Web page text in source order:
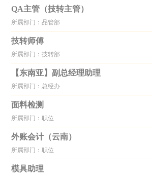
QA主管（技转主管）
所属部门：品管部
技转师傅
所属部门：技转部
【东南亚】副总经理助理
所属部门：总经办
面料检测
所属部门：职位
外账会计（云南）
所属部门：职位
模具助理